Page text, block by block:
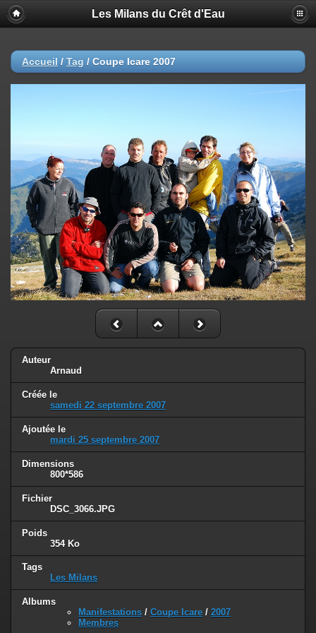
Les Milans du Crêt d'Eau
Accueil / Tag / Coupe Icare 2007
Auteur
Arnaud
Créée le
samedi 22 septembre 2007
Ajoutée le
mardi 25 septembre 2007
Dimensions
800*586
Fichier
DSC_3066.JPG
Poids
354 Ko
Tags
Les Milans
Albums
Manifestations / Coupe Icare / 2007
Membres